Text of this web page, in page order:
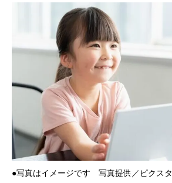
●写真はイメージです 写真提供／ピクスタ